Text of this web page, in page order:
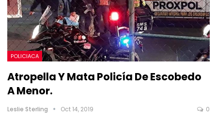
POLICIACA
Atropella Y Mata Policía De Escobedo
A Menor.
Leslie Sterling Oct 14, 2019 0